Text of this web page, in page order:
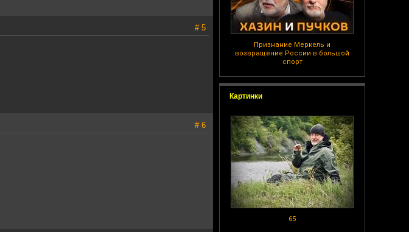
Признание Меркель и
возвращение России в большой
спорт
Картинки
65
# 5
# 6